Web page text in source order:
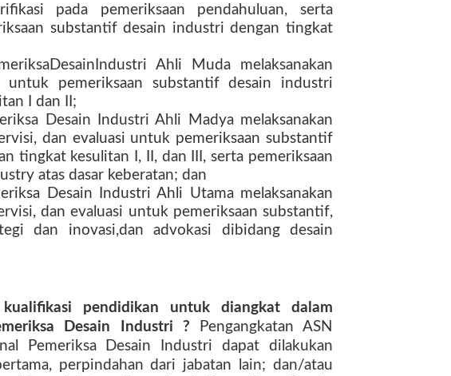
pada pemeriksaan pendahuluan, serta
substantif desain industri dengan tingkat
Ahli Muda melaksanakan
untuk pemeriksaan substantif desain industri
I dan II;
Desain Industri Ahli Madya melaksanakan
dan evaluasi untuk pemeriksaan substantif
tingkat kesulitan I, II, dan III, serta pemeriksaan
atas dasar keberatan; dan
Desain Industri Ahli Utama melaksanakan
dan evaluasi untuk pemeriksaan substantif,
dan inovasi,dan advokasi dibidang desain
kualifikasi pendidikan untuk diangkat dalam
Desain Industri ?
Pengangkatan ASN
Pemeriksa Desain Industri dapat dilakukan
perpindahan dari jabatan lain; dan/atau